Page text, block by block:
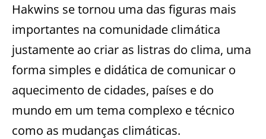
Hakwins se tornou uma das figuras mais
importantes na comunidade climática
justamente ao criar as listras do clima, uma
forma simples e didática de comunicar o
aquecimento de cidades, países e do
mundo em um tema complexo e técnico
como as mudanças climáticas.